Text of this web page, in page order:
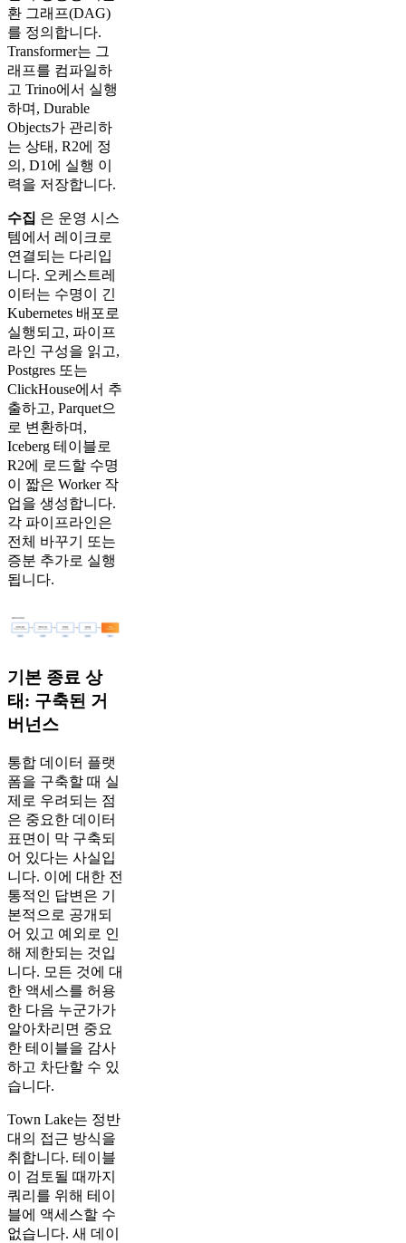
환 그래프(DAG)
를 정의합니다.
Transformer는 그
래프를 컴파일하
고 Trino에서 실행
하며, Durable
Objects가 관리하
는 상태, R2에 정
의, D1에 실행 이
력을 저장합니다.
수집 은 운영 시스
템에서 레이크로
연결되는 다리입
니다. 오케스트레
이터는 수명이 긴
Kubernetes 배포로
실행되고, 파이프
라인 구성을 읽고,
Postgres 또는
ClickHouse에서 추
출하고, Parquet으
로 변환하며,
Iceberg 테이블로
R2에 로드할 수명
이 짧은 Worker 작
업을 생성합니다.
각 파이프라인은
전체 바꾸기 또는
증분 추가로 실행
됩니다.
기본 종료 상
태: 구축된 거
버넌스
통합 데이터 플랫
폼을 구축할 때 실
제로 우려되는 점
은 중요한 데이터
표면이 막 구축되
어 있다는 사실입
니다. 이에 대한 전
통적인 답변은 기
본적으로 공개되
어 있고 예외로 인
해 제한되는 것입
니다. 모든 것에 대
한 액세스를 허용
한 다음 누군가가
알아차리면 중요
한 테이블을 감사
하고 차단할 수 있
습니다.
Town Lake는 정반
대의 접근 방식을
취합니다. 테이블
이 검토될 때까지
쿼리를 위해 테이
블에 액세스할 수
없습니다. 새 데이